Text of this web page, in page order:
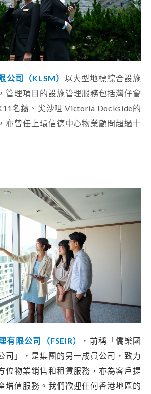
公司（KLSM） 以大型地標綜合設施
管理項目的設施管理服務包括灣仔會
名鑄、尖沙咀 Victoria Dockside的
亦曾任上環信德中心物業顧問超過十
有限公司（FSEIR）
，前稱「僑樂國
司」，是集團的另一成員公司，致力
位物業銷售和租賃服務，亦為客戶提
增值服務。我們歡迎任何香港地區的